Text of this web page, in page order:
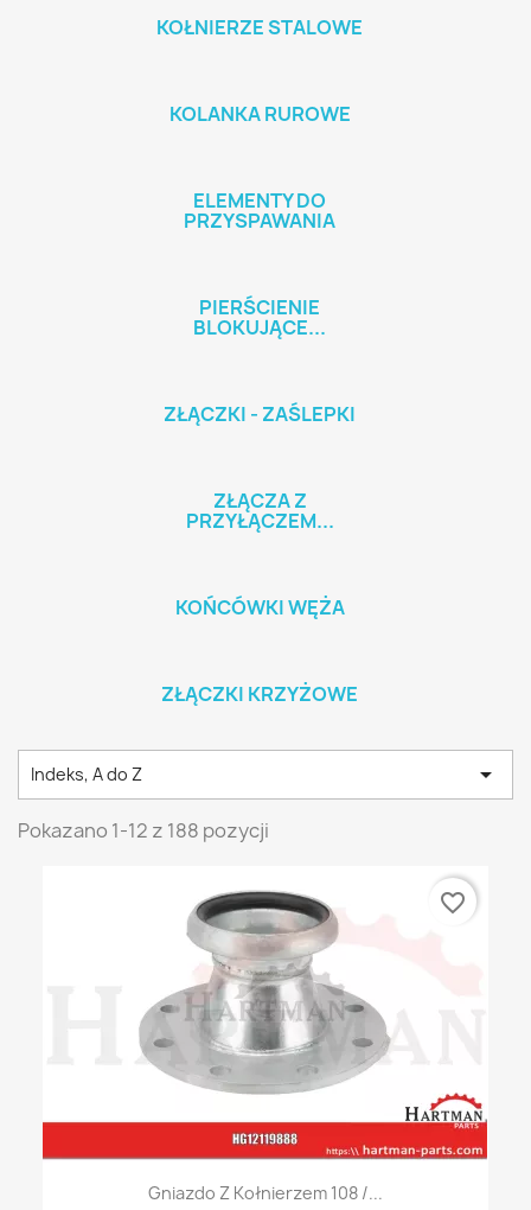
KOŁNIERZE STALOWE
KOLANKA RUROWE
ELEMENTY DO
PRZYSPAWANIA
PIERŚCIENIE
BLOKUJĄCE...
ZŁĄCZKI - ZAŚLEPKI
ZŁĄCZA Z
PRZYŁĄCZEM...
KOŃCÓWKI WĘŻA
ZŁĄCZKI KRZYŻOWE
Indeks, A do Z 
Pokazano 1-12 z 188 pozycji
Gniazdo Z Kołnierzem 108 /...
favorite_border